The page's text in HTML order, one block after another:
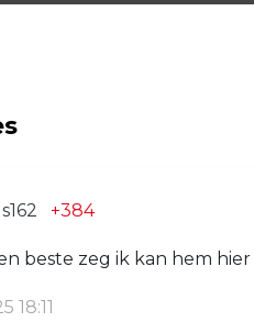
+384
beste zeg ik kan hem
18:11